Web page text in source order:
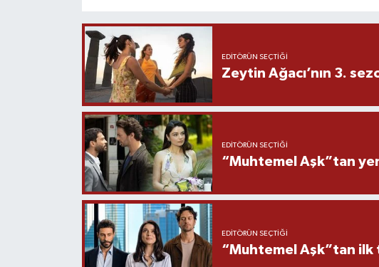
EDITÖRÜN SEÇTIĞI
Zeytin Ağacı’nın 3.
EDITÖRÜN SEÇTIĞI
“Muhtemel Aşk”tan
EDITÖRÜN SEÇTIĞI
“Muhtemel Aşk”tan ilk